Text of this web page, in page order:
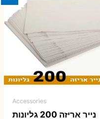
Accessories
נייר אריזה 200 גליונות